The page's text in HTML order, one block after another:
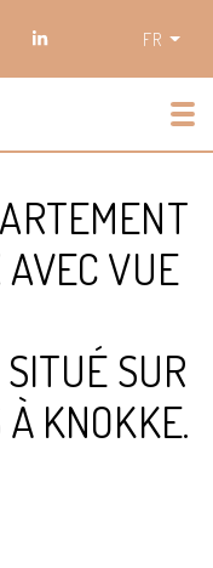
FR
VUE
SUR
KNOKKE.